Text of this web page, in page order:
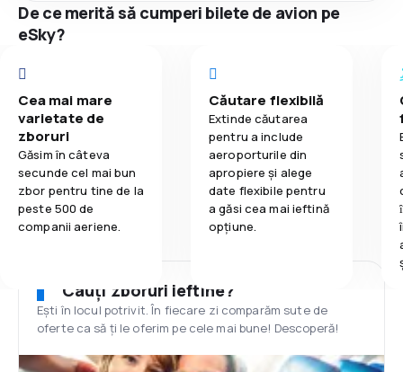
De ce merită să cumperi bilete de avion pe
eSky?
Cea mai mare
varietate de
zboruri
Găsim în câteva
secunde cel mai bun
zbor pentru tine de la
peste 500 de
companii aeriene.
Căutare flexibilă
Extinde căutarea
pentru a include
aeroporturile din
apropiere și alege
date flexibile pentru
a găsi cea mai ieftină
opțiune.
Cauți zboruri ieftine?
Ești în locul potrivit. În fiecare zi comparăm sute de
oferte ca să ți le oferim pe cele mai bune! Descoperă!